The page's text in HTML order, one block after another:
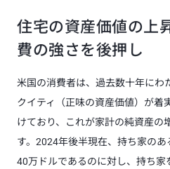
住宅の資産価値の上
費の強さを後押し
米国の消費者は、過去数十年にわ
クイティ（正味の資産価値）が着
けており、これが家計の純資産の
す。2024年後半現在、持ち家の
40万ドルであるのに対し、持ち